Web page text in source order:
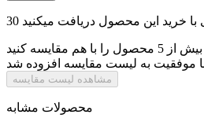
30 با خرید این محصول دریافت میکنید
هم مقایسه کنید
موفقیت به لیست مقایسه افزوده شد
مشاهده لیست مقایسه
محصولات مشابه